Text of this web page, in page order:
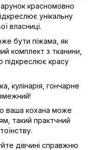
красномовно
унікальну
власниці.
бути піжама, як
комплект з тканини,
підкреслює красу
кулінарія, гончарне
ваша кохана може
такий практчний
дівчині справжню